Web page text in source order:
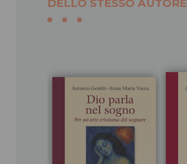
DELLO STESSO AUTORE